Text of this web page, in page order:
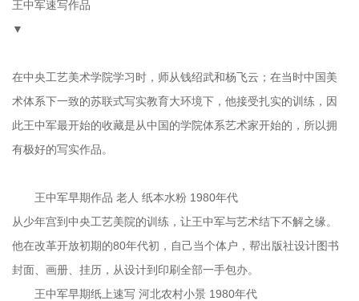
王中军速写作品
▼
在中央工艺美术学院学习时，师从钱绍武和杨飞云；在当时中国美
术体系下一致的苏联式写实教育大环境下，他接受扎实的训练，因
此王中军最开始的收藏是从中国的学院体系艺术家开始的，所以拥
有极好的写实作品。
王中军早期作品 老人 纸本水粉 1980年代
从少年宫到中央工艺美院的训练，让王中军与艺术结下不解之缘。
他在改革开放初期的80年代初，自己当个体户，帮出版社设计图书
封面、画册、挂历，从设计到印刷全部一手包办。
王中军早期纸上速写 河北农村小景 1980年代